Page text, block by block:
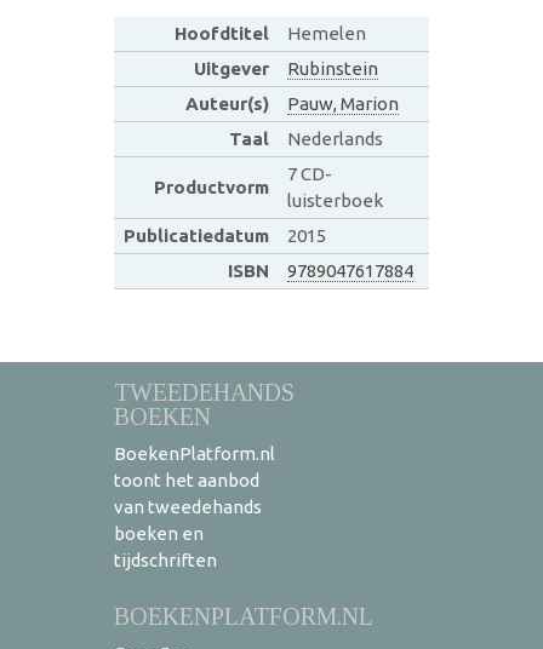
Hoofdtitel
Hemelen
Uitgever
Rubinstein
Auteur(s)
Pauw, Marion
Taal
Nederlands
Productvorm
7 CD-
luisterboek
Publicatiedatum
2015
ISBN
9789047617884
TWEEDEHANDS
BOEKEN
BoekenPlatform.nl
toont het aanbod
van tweedehands
boeken en
tijdschriften
BOEKENPLATFORM.NL